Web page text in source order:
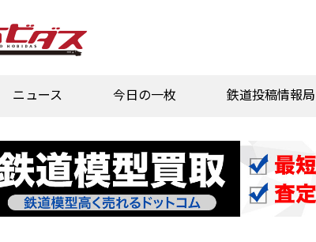
ニュース 今日の一枚 鉄道投稿情報局